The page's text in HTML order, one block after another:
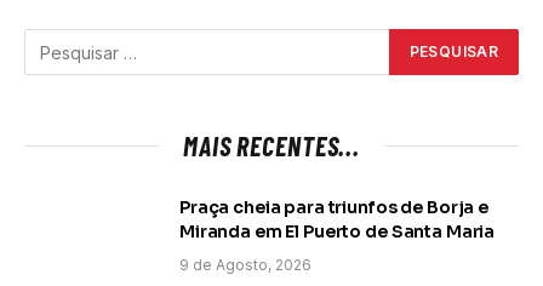
MAIS RECENTES...
Praça cheia para triunfos de Borja e
Miranda em El Puerto de Santa Maria
9 de Agosto, 2026